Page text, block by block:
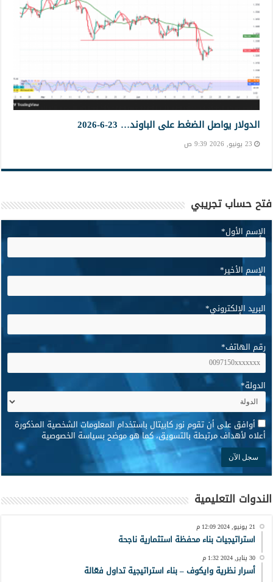
الدولار يواصل الضغط على الباوند… 23-6-2026
23 يونيو, 2026 9:39 ص
فتح حساب تجريبي
الإسم الأول*
الإسم الأخير*
البريد الإلكتروني*
رقم الهاتف*
الدولة*
* أوافق على أن تقوم نور كابيتال باستخدام المعلومات الشخصية المذكورة
أعلاه لأهداف مرتبطة بالتسويق، كما هو موضح بسياسة الخصوصية
الندوات التعليمية
21 يونيو, 2024 12:09 م
استراتيجيات بناء محفظة استثمارية ناجحة
30 يناير, 2024 1:32 م
أسرار نظرية وايكوف – بناء استراتيجية تداول فعّالة